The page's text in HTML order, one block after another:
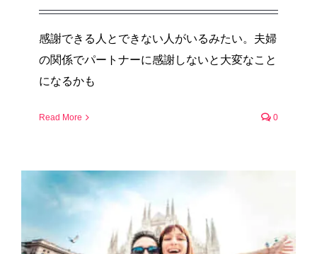
感謝できる人とできない人がいるみたい。夫婦
の関係でパートナーに感謝しないと大変なこと
になるかも
Read More 0